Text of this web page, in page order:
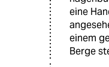
eine
einem
Berge